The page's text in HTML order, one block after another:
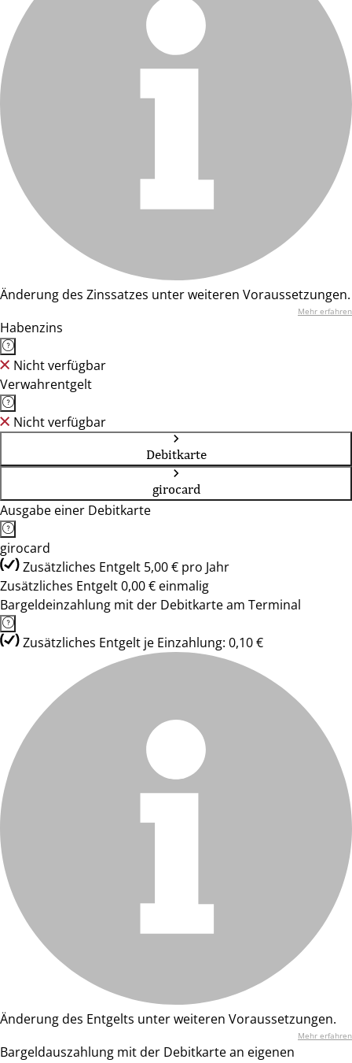
Änderung des Zinssatzes unter weiteren Voraussetzungen.
Mehr erfahren
Habenzins
Nicht verfügbar
Verwahrentgelt
Nicht verfügbar
Debitkarte
girocard
Ausgabe einer Debitkarte
girocard
Zusätzliches Entgelt 5,00 € pro Jahr
Zusätzliches Entgelt 0,00 € einmalig
Bargeldeinzahlung mit der Debitkarte am Terminal
Zusätzliches Entgelt je Einzahlung: 0,10 €
Änderung des Entgelts unter weiteren Voraussetzungen.
Mehr erfahren
Bargeldauszahlung mit der Debitkarte an eigenen